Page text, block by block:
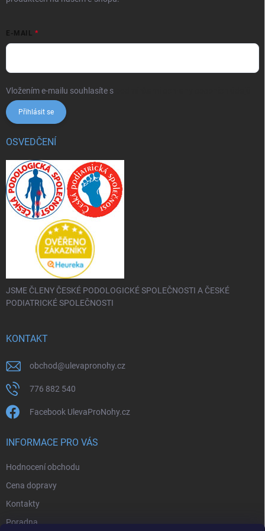
E-MAIL
Vložením e-mailu souhlasíte s
Přihlásit se
OSVEDČENÍ
JSME ČLENY ČESKÉ PODOLOGICKÉ SPOLEČNOSTI A ČESKÉ
PODIATRICKÉ SPOLEČNOSTI
KONTAKT
obchod@ulevapronohy.cz
776 882 540
Facebook UlevaProNohy.cz
INFORMACE PRO VÁS
Hodnocení obchodu
Cena dopravy
Kontakty
Poradna